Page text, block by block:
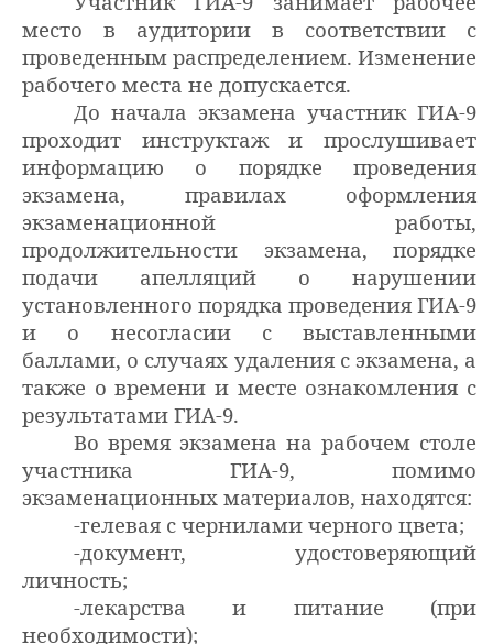
место в аудитории в соответствии с
проведенным распределением. Изменение
рабочего места не допускается.
До начала экзамена участник ГИА-9
проходит инструктаж и прослушивает
информацию о порядке проведения
экзамена, правилах оформления
экзаменационной работы,
продолжительности экзамена, порядке
подачи апелляций о нарушении
установленного порядка проведения ГИА-9
и о несогласии с выставленными
баллами, о случаях удаления с экзамена, а
также о времени и месте ознакомления с
результатами ГИА-9.
Во время экзамена на рабочем столе
участника ГИА-9, помимо
экзаменационных материалов, находятся:
-гелевая с чернилами черного цвета;
-документ, удостоверяющий
личность;
-лекарства и питание (при
необходимости);